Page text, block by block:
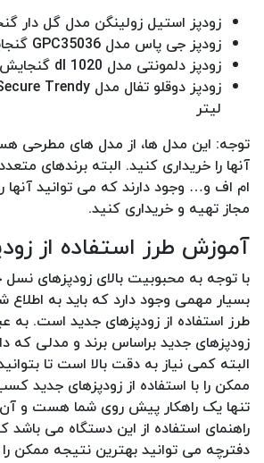
زودپز استیل زولینگن مدل گل دار گنجایش
زودپز جی پاس مدل GPC35036 گنجایش 5 لیتر
زودپز دلمونتی مدل dl 1020 گنجایش 9 لیتر
لیتر
توجه: این مدل ها، از مدل های مطرحی
آنها را خریداری کنید. البته برندهای
ام اف و… وجود دارند که می توانید آنها
مجاز تهیه و خریداری کنید.
آموزش طرز استفاده از
با توجه به محبوبیت بالای زودپزهای
بسیار مهمی وجود دارد که باید به
طرز استفاده از زودپزهای جدید است. به
زودپزهای جدید براساس برند و مدلی که
البته کمی نیاز به دقت بالا است تا
ممکن را با استفاده از زودپزهای جدید
تنها یک راهکار پیش روی شما هست و
راهنمای استفاده از این دستگاه می باشد
دفترچه می توانید بهترین نتیجه ممکن